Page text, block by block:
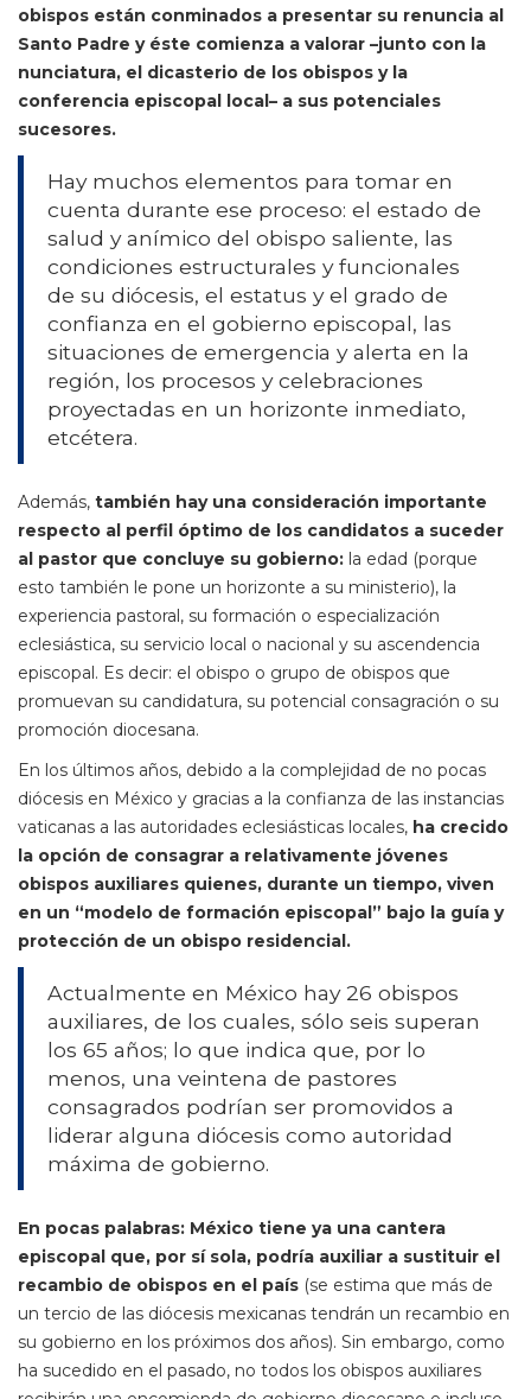
obispos están conminados a presentar su renuncia al
Santo Padre y éste comienza a valorar –junto con la
nunciatura, el dicasterio de los obispos y la
conferencia episcopal local– a sus potenciales
sucesores.
Hay muchos elementos para tomar en
cuenta durante ese proceso: el estado de
salud y anímico del obispo saliente, las
condiciones estructurales y funcionales
de su diócesis, el estatus y el grado de
confianza en el gobierno episcopal, las
situaciones de emergencia y alerta en la
región, los procesos y celebraciones
proyectadas en un horizonte inmediato,
etcétera.
Además, también hay una consideración importante
respecto al perfil óptimo de los candidatos a suceder
al pastor que concluye su gobierno: la edad (porque
esto también le pone un horizonte a su ministerio), la
experiencia pastoral, su formación o especialización
eclesiástica, su servicio local o nacional y su ascendencia
episcopal. Es decir: el obispo o grupo de obispos que
promuevan su candidatura, su potencial consagración o su
promoción diocesana.
En los últimos años, debido a la complejidad de no pocas
diócesis en México y gracias a la confianza de las instancias
vaticanas a las autoridades eclesiásticas locales, ha crecido
la opción de consagrar a relativamente jóvenes
obispos auxiliares quienes, durante un tiempo, viven
en un “modelo de formación episcopal” bajo la guía y
protección de un obispo residencial.
Actualmente en México hay 26 obispos
auxiliares, de los cuales, sólo seis superan
los 65 años; lo que indica que, por lo
menos, una veintena de pastores
consagrados podrían ser promovidos a
liderar alguna diócesis como autoridad
máxima de gobierno.
En pocas palabras: México tiene ya una cantera
episcopal que, por sí sola, podría auxiliar a sustituir el
recambio de obispos en el país (se estima que más de
un tercio de las diócesis mexicanas tendrán un recambio en
su gobierno en los próximos dos años). Sin embargo, como
ha sucedido en el pasado, no todos los obispos auxiliares